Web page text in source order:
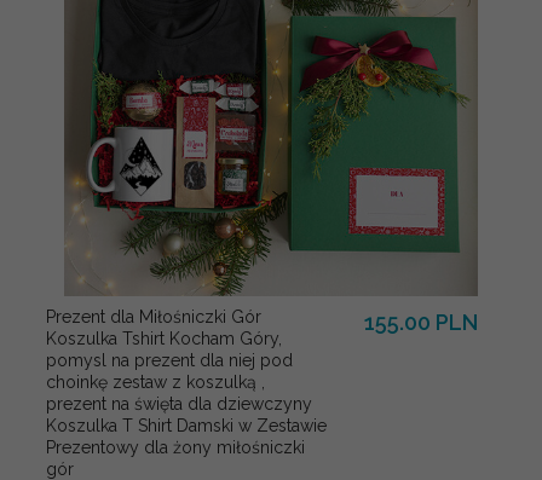
Prezent dla Miłośniczki Gór
Koszulka Tshirt Kocham Góry,
pomysl na prezent dla niej pod
choinkę zestaw z koszulką ,
prezent na święta dla dziewczyny
Koszulka T Shirt Damski w Zestawie
Prezentowy dla żony miłośniczki
gór
155.00 PLN